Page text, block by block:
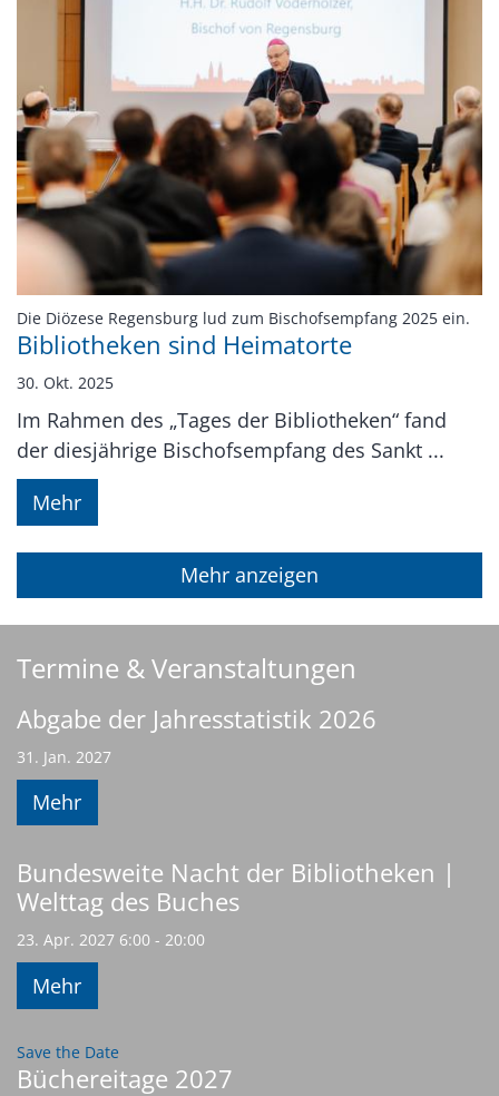
Die Diözese Regensburg lud zum Bischofsempfang 2025 ein.
Bibliotheken sind Heimatorte
30. Okt. 2025
Im Rahmen des „Tages der Bibliotheken“ fand
der diesjährige Bischofsempfang des Sankt ...
Mehr
Mehr anzeigen
Termine & Veranstaltungen
Abgabe der Jahresstatistik 2026
31. Jan. 2027
Mehr
Bundesweite Nacht der Bibliotheken |
Welttag des Buches
23. Apr. 2027 6:00 - 20:00
Mehr
Save the Date
Büchereitage 2027